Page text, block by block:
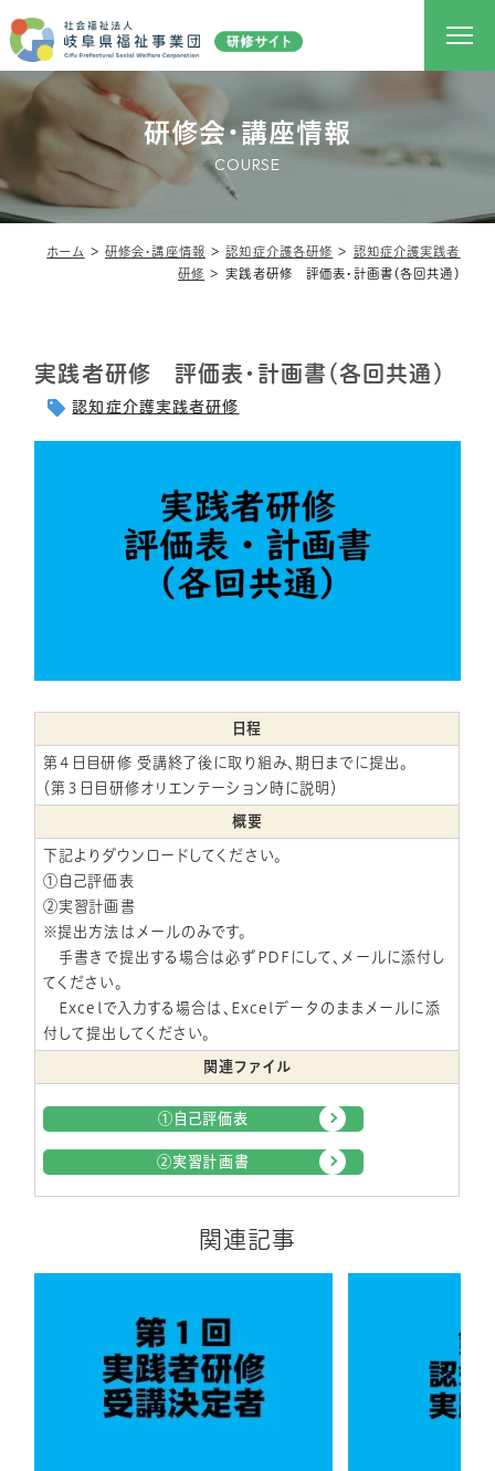
研修会・講座情報
COURSE
ホーム ＞ 研修会・講座情報 ＞認知症介護各研修 ＞ 認知症介護実践者
研修 ＞ 実践者研修 評価表・計画書（各回共通）
実践者研修 評価表・計画書（各回共通）
認知症介護実践者研修
日程
第４日目研修 受講終了後に取り組み、期日までに提出。
（第３日目研修オリエンテーション時に説明）
概要
下記よりダウンロードしてください。
①自己評価表
②実習計画書
※提出方法はメールのみです。
手書きで提出する場合は必ずPDFにして、メールに添付し
てください。
Excelで入力する場合は、Excelデータのままメールに添
付して提出してください。
関連ファイル
①自己評価表
②実習計画書
関連記事